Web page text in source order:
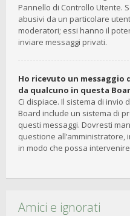
Pannello di Controllo Utente.
abusivi da un particolare
moderatori; essi hanno il
inviare messaggi privati​​.
Ho ricevuto un messaggio
da qualcuno in questa
Ci dispiace. Il sistema di invio
Board include un sistema di
questi messaggi. Dovresti
questione all’amministratore,
in modo che possa
Amici e ignorati